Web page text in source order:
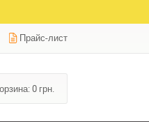
Прайс-лист
0 грн.